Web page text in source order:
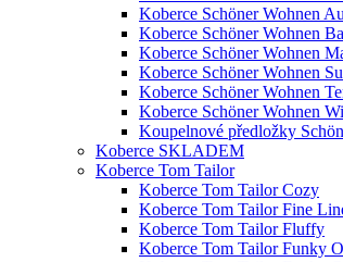
Koberce Schöner Wohnen
Koberce Schöner Wohnen
Koberce Schöner Wohnen
Koberce Schöner Wohnen
Koberce Schöner Wohnen
Koberce Schöner Wohnen
Koupelnové předložky
Koberce SKLADEM
Koberce Tom Tailor
Koberce Tom Tailor Cozy
Koberce Tom Tailor Fine
Koberce Tom Tailor Fluffy
Koberce Tom Tailor Funky